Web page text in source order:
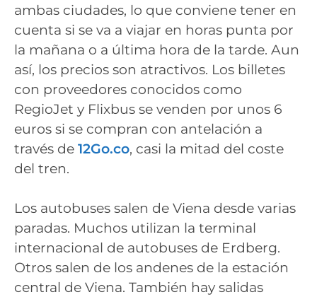
ambas ciudades, lo que conviene tener en
cuenta si se va a viajar en horas punta por
la mañana o a última hora de la tarde. Aun
así, los precios son atractivos. Los billetes
con proveedores conocidos como
RegioJet y Flixbus se venden por unos 6
euros si se compran con antelación a
través de 12Go.co, casi la mitad del coste
del tren.
Los autobuses salen de Viena desde varias
paradas. Muchos utilizan la terminal
internacional de autobuses de Erdberg.
Otros salen de los andenes de la estación
central de Viena. También hay salidas